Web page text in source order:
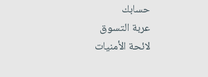
حسابك
عربة التسوق
لائحة الأمنيات